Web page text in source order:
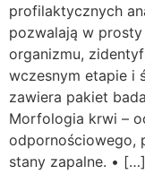
profilaktycznych
pozwalają w
organizmu,
wczesnym etapie i
zawiera pakiet
Morfologia krwi –
odpornościowego,
stany zapalne. • […]